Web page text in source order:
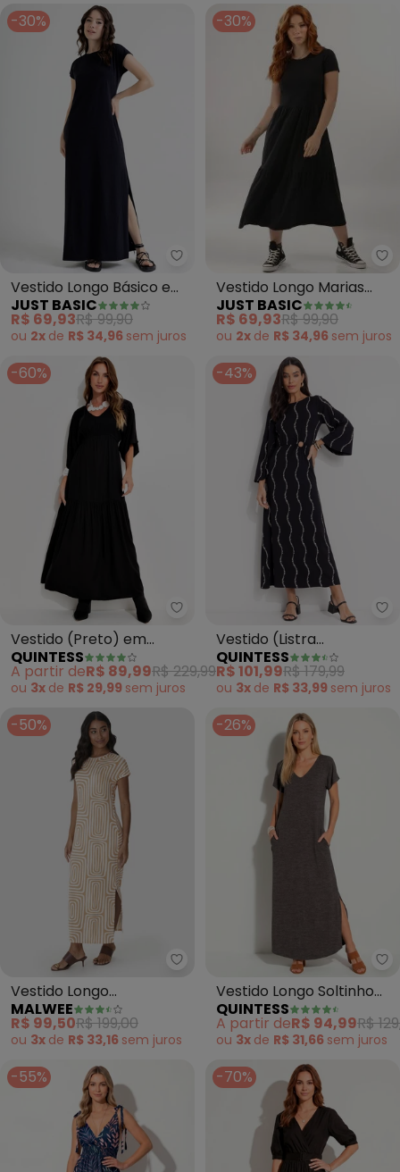
-30%
Just Basic - Vestido Longo
Vestido Longo Básico em
Meia Malha (Preto)
JUST BASIC
R$ 69,93R$ 99,90
ou 2x de R$ 34,96 sem juros
-30%
Vestido Longo Marias
(Preto)
JUST BASIC
R$ 69,93R$ 99,90
ou 2x de R$ 34,96 sem juros
-60%
Quintess - Vestido (Preto) em
Vestido (Preto) em
Viscose Plana Sarjada
QUINTESS
A partir deR$ 89,99R$ 229,99
ou 3x de R$ 29,99 sem juros
-43%
Vestido (Listra
Renovada) em Malha de
Viscose
QUINTESS
R$ 101,99R$ 179,99
ou 3x de R$ 33,99 sem juros
-50%
Malwee - Vestido Longo
Vestido Longo
Geométrico em
Viscolinho (Bege)
MALWEE
R$ 99,50R$ 199,00
ou 3x de R$ 33,16 sem juros
-26%
Vestido Longo Soltinho
com Fenda (Mescla
Chumbo)
QUINTESS
A partir deR$ 94,99R$
ou 3x de R$ 31,66 sem juros
-55% -70%